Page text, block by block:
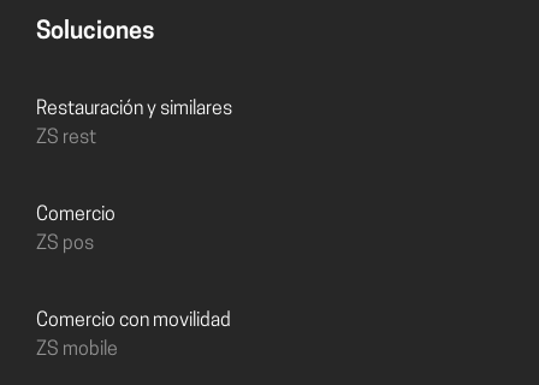
Soluciones
Restauración y similares
ZS rest
Comercio
ZS pos
Comercio con movilidad
ZS mobile